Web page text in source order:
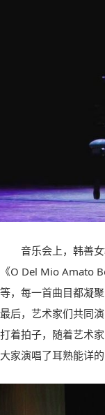
音乐会上，韩善
《O Del Mio Amato
等，每一首曲目都凝
最后，艺术家们共同
打着拍子，随着艺术
大家演唱了耳熟能详